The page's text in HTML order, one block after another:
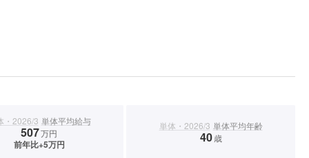
・2026/3 単体平均給与
507万円
前年比+5万円
単体・2026/3 単体平均年齢
40 歳